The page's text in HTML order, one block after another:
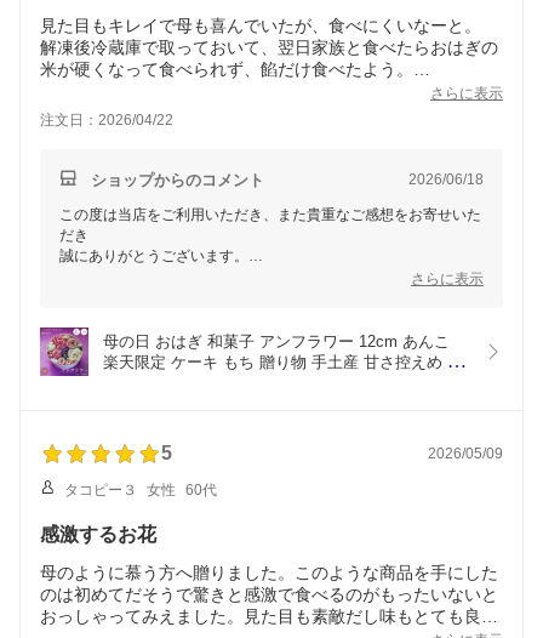
見た目もキレイで母も喜んでいたが、食べにくいなーと。
解凍後冷蔵庫で取っておいて、翌日家族と食べたらおはぎの
米が硬くなって食べられず、餡だけ食べたよう。
見栄えはいいけど、今後は1つずつ解凍して食べれる商品に
しようと思った。
さらに表示
注文日：2026/04/22
ショップからのコメント 2026/06/18
この度は当店をご利用いただき、また貴重なご感想をお寄せいた
だき
誠にありがとうございます。
一方で、お召し上がりいただく際の食べにくさや、
解凍後のおはぎのお米が硬くなってしまったとのこと、
いただきましたご意見は今後の商品案内の参考にさせていただく
生産者とも共有させていただきます。
この度は率直なご感想をお聞かせいただき、誠にありがとうござ
さらに表示
母の日 おはぎ 和菓子 アンフラワー 12cm あんこ
楽天限定 ケーキ もち 贈り物 手土産 甘さ控えめ 御
5 2026/05/09
タコピー３ 女性 60代
感激するお花
母のように慕う方へ贈りました。このような商品を手にした
のは初めてだそうで驚きと感激で食べるのがもったいないと
おっしゃってみえました。見た目も素敵だし味もとても良か